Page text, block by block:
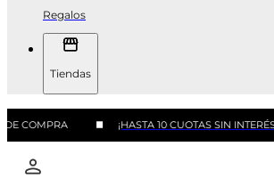
Regalos
Tiendas
COMPRA ¡HASTA 10 CUOTAS SIN INTERÉS!